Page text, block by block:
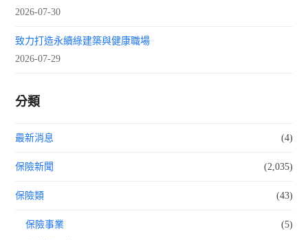
2026-07-30
致力打造永續綠建築與健康職場
2026-07-29
分類
最新消息 (4)
保險新聞 (2,035)
保險類 (43)
保險事業 (5)